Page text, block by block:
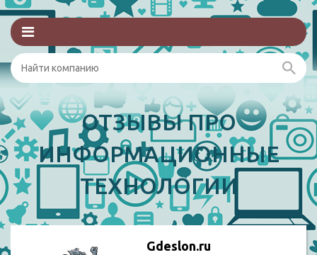
ОТЗЫВЫ ПРО
ИНФОРМАЦИОННЫЕ
ТЕХНОЛОГИИ
Gdeslon.ru